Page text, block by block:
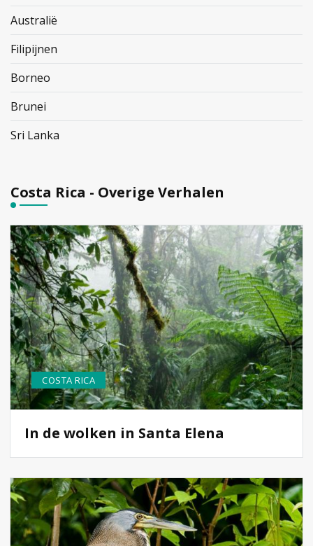
Australië
Filipijnen
Borneo
Brunei
Sri Lanka
Costa Rica - Overige Verhalen
COSTA RICA
In de wolken in Santa Elena